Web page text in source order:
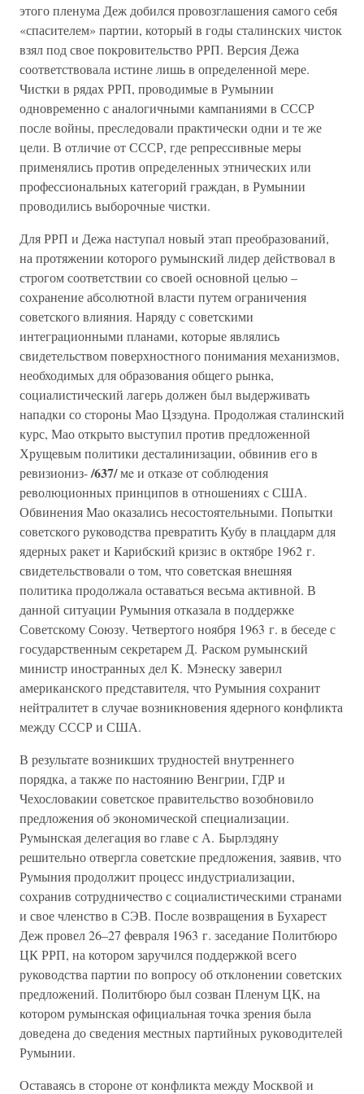
этого пленума Деж добился провозглашения самого себя
«спасителем» партии, который в годы сталинских чисток
взял под свое покровительство РРП. Версия Дежа
соответствовала истине лишь в определенной мере.
Чистки в рядах РРП, проводимые в Румынии
одновременно с аналогичными кампаниями в СССР
после войны, преследовали практически одни и те же
цели. В отличие от СССР, где репрессивные меры
применялись против определенных этнических или
профессиональных категорий граждан, в Румынии
проводились выборочные чистки.
Для РРП и Дежа наступал новый этап преобразований,
на протяжении которого румынский лидер действовал в
строгом соответствии со своей основной целью –
сохранение абсолютной власти путем ограничения
советского влияния. Наряду с советскими
интеграционными планами, которые являлись
свидетельством поверхностного понимания механизмов,
необходимых для образования общего рынка,
социалистический лагерь должен был выдерживать
нападки со стороны Мао Цзэдуна. Продолжая сталинский
курс, Мао открыто выступил против предложенной
Хрущевым политики десталинизации, обвинив его в
ревизиониз-/637/мe и отказе от соблюдения
революционных принципов в отношениях с США.
Обвинения Мао оказались несостоятельными. Попытки
советского руководства превратить Кубу в плацдарм для
ядерных ракет и Карибский кризис в октябре 1962 г.
свидетельствовали о том, что советская внешняя
политика продолжала оставаться весьма активной. В
данной ситуации Румыния отказала в поддержке
Советскому Союзу. Четвертого ноября 1963 г. в беседе с
государственным секретарем Д. Раском румынский
министр иностранных дел К. Мэнеску заверил
американского представителя, что Румыния сохранит
нейтралитет в случае возникновения ядерного конфликта
между СССР и США.
В результате возникших трудностей внутреннего
порядка, а также по настоянию Венгрии, ГДР и
Чехословакии советское правительство возобновило
предложения об экономической специализации.
Румынская делегация во главе с А. Бырлэдяну
решительно отвергла советские предложения, заявив, что
Румыния продолжит процесс индустриализации,
сохранив сотрудничество с социалистическими странами
и свое членство в СЭВ. После возвращения в Бухарест
Деж провел 26–27 февраля 1963 г. заседание Политбюро
ЦК РРП, на котором заручился поддержкой всего
руководства партии по вопросу об отклонении советских
предложений. Политбюро был созван Пленум ЦК, на
котором румынская официальная точка зрения была
доведена до сведения местных партийных руководителей
Румынии.
Оставаясь в стороне от конфликта между Москвой и